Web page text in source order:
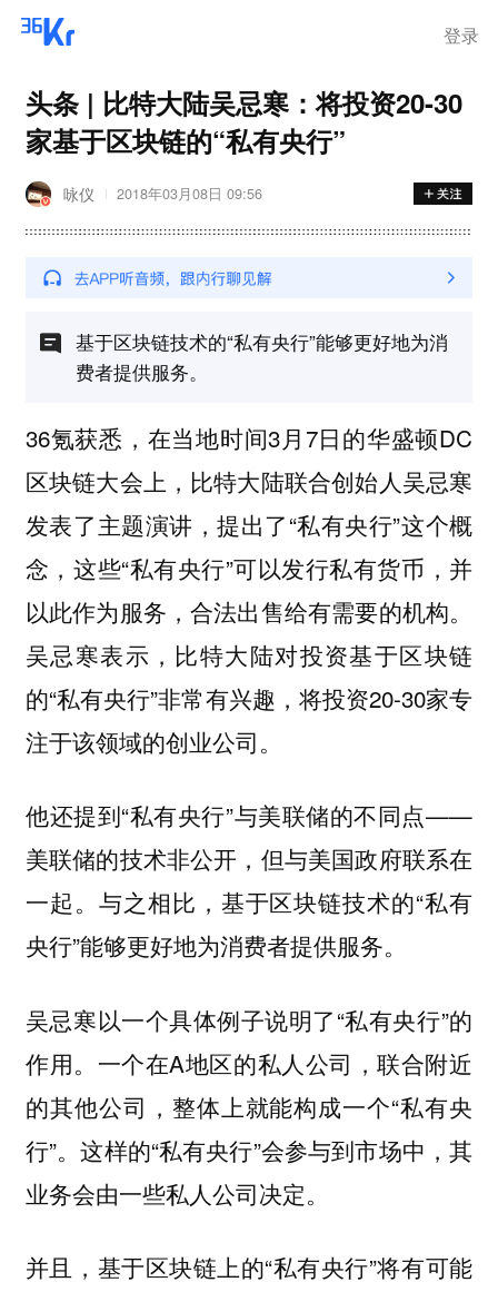
登录
头条 | 比特大陆吴忌寒：将投资20-30
家基于区块链的“私有央行”
咏仪 2018年03月08日 09:56
基于区块链技术的“私有央行”能够更好地为消
费者提供服务。
36氪获悉，在当地时间3月7日的华盛顿DC
区块链大会上，比特大陆联合创始人吴忌寒
发表了主题演讲，提出了“私有央行”这个概
念，这些“私有央行”可以发行私有货币，并
以此作为服务，合法出售给有需要的机构。
吴忌寒表示，比特大陆对投资基于区块链
的“私有央行”非常有兴趣，将投资20-30家专
注于该领域的创业公司。
他还提到“私有央行”与美联储的不同点——
美联储的技术非公开，但与美国政府联系在
一起。与之相比，基于区块链技术的“私有
央行”能够更好地为消费者提供服务。
吴忌寒以一个具体例子说明了“私有央行”的
作用。一个在A地区的私人公司，联合附近
的其他公司，整体上就能构成一个“私有央
行”。这样的“私有央行”会参与到市场中，其
业务会由一些私人公司决定。
并且，基于区块链上的“私有央行”将有可能